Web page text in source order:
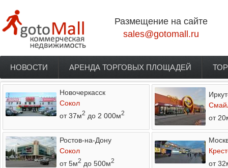
Размещение на сайте
sales@gotomall.ru
Главное меню
НОВОСТИ АРЕНДА ТОРГОВЫХ ПЛОЩАДЕЙ
Новочеркасск
Сокол
от 37м2 до 2 000м2
от
Ростов-на-Дону
Сокол
от 5м2 до 500м2
от